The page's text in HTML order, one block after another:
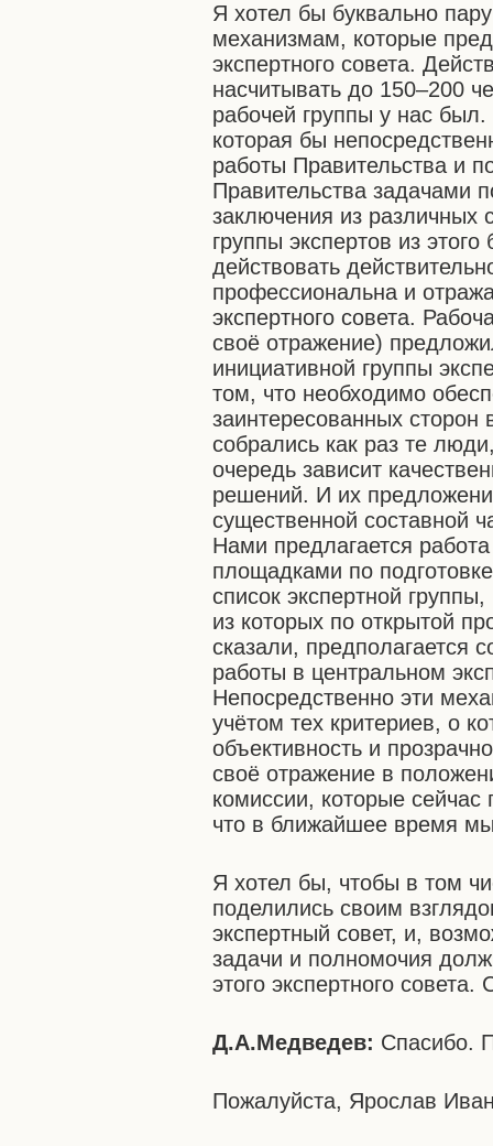
Я хотел бы буквально
механизмам, которые
экспертного совета.
насчитывать до 150–200
рабочей группы у нас
которая бы
работы Правительства и
Правительства задачами
заключения из различных
группы экспертов из
действовать
профессиональна и
экспертного совета.
своё отражение)
инициативной группы
том, что необходимо
заинтересованных сторон
собрались как раз те
очередь зависит
решений. И их
существенной составной
Нами предлагается
площадками по
список экспертной
из которых по открытой
сказали, предполагается
работы в центральном
Непосредственно эти
учётом тех критериев, о
объективность и
своё отражение в
комиссии, которые
что в ближайшее время
Я хотел бы, чтобы в том
поделились своим
экспертный совет, и,
задачи и полномочия
этого экспертного совета.
Д.А.Медведев: Спасибо.
Пожалуйста, Ярослав